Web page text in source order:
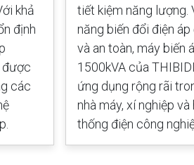
khả
định
được
các
tiết kiệm năng lượng.
năng biến đổi điện áp
và an toàn, máy biến
1500kVA của
ứng dụng rộng rãi
nhà máy, xí nghiệp và
thống điện công